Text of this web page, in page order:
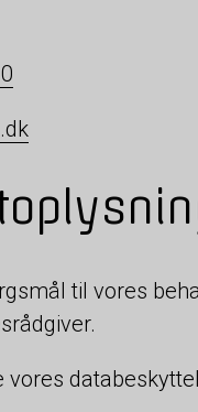
til vores
vores